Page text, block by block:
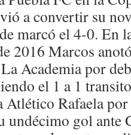
a convertir su
marcó el 4-0. En
2016 Marcos
Academia por
el 1 a 1
Atlético Rafaela
undécimo gol ante